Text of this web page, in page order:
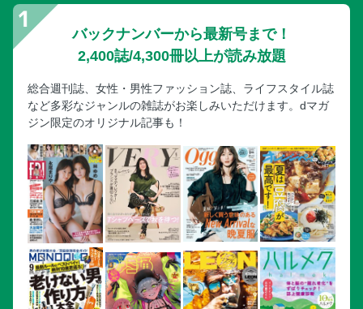
バックナンバーから最新号まで！
2,400誌/4,300冊以上が読み放題
総合週刊誌、女性・男性ファッション誌、ライフスタイル誌
など多彩なジャンルの雑誌がお楽しみいただけます。dマガ
ジン限定のオリジナル記事も！